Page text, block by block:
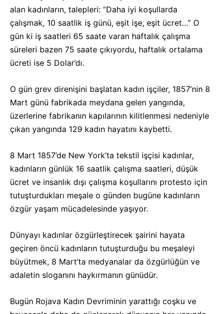
alan kadınların, talepleri: “Daha iyi koşullarda
çalışmak, 10 saatlik iş günü, eşit işe, eşit ücret…” O
gün ki iş saatleri 65 saate varan haftalık çalışma
süreleri bazen 75 saate çıkıyordu, haftalık ortalama
ücreti ise 5 Dolar’dı.
O gün grev direnişini başlatan kadın işçiler, 1857’nin 8
Mart günü fabrikada meydana gelen yangında,
üzerlerine fabrikanın kapılarının kilitlenmesi nedeniyle
çıkan yangında 129 kadın hayatını kaybetti.
8 Mart 1857’de New York’ta tekstil işçisi kadınlar,
kadınların günlük 16 saatlik çalışma saatleri, düşük
ücret ve insanlık dışı çalışma koşullarını protesto için
tutuşturdukları meşale o günden bugüne kadınların
özgür yaşam mücadelesinde yaşıyor.
Dünyayı kadınlar özgürleştirecek şairini hayata
geçiren öncü kadınların tutuşturduğu bu meşaleyi
büyütmek, 8 Mart’ta medyanalar da özgürlüğün ve
adaletin sloganını haykırmanın günüdür.
Bugün Rojava Kadın Devriminin yarattığı coşku ve